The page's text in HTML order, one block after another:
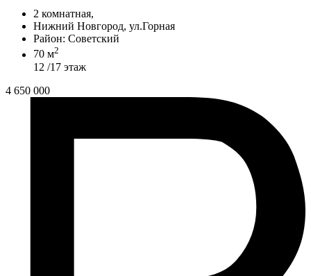
2 комнатная,
Нижний Новгород, ул.Горная
Район: Советский
70 м2
12 /17 этаж
4 650 000